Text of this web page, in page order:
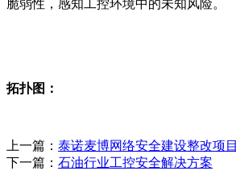
脆弱性，感知工控环境中的未知风险。
拓扑图：
上一篇： 泰诺麦博网络安全建设整改项目
下一篇： 石油行业工控安全解决方案